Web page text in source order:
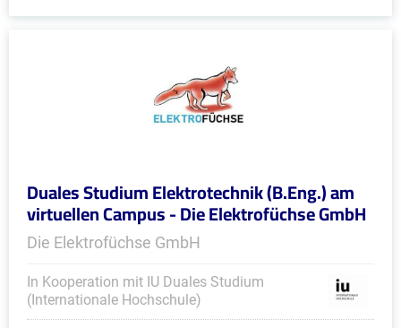
Duales Studium Elektrotechnik (B.Eng.) am
virtuellen Campus - Die Elektrofüchse GmbH
Die Elektrofüchse GmbH
In Kooperation mit IU Duales Studium
(Internationale Hochschule)